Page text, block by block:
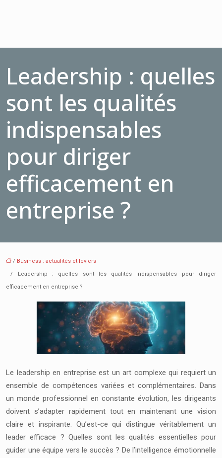
Leadership : quelles
sont les qualités
indispensables
pour diriger
efficacement en
entreprise ?
/ Business : actualités et leviers
/ Leadership : quelles sont les qualités indispensables pour diriger
efficacement en entreprise ?
Le leadership en entreprise est un art complexe qui requiert un
ensemble de compétences variées et complémentaires. Dans
un monde professionnel en constante évolution, les dirigeants
doivent s’adapter rapidement tout en maintenant une vision
claire et inspirante. Qu’est-ce qui distingue véritablement un
leader efficace ? Quelles sont les qualités essentielles pour
guider une équipe vers le succès ? De l’intelligence émotionnelle